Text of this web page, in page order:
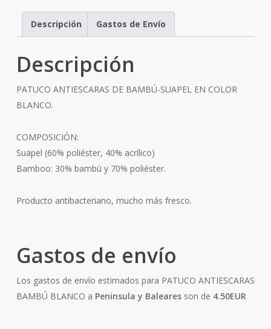
Descripción Gastos de Envío
Descripción
PATUCO ANTIESCARAS DE BAMBÚ-SUAPEL EN COLOR
BLANCO.
COMPOSICIÓN:
Suapel (60% poliéster, 40% acrílico)
Bamboo: 30% bambú y 70% poliéster.
Producto antibacteriano, mucho más fresco.
Gastos de envío
Los gastos de envío estimados para PATUCO ANTIESCARAS
BAMBÚ BLANCO a Peninsula y Balearesson de 4.50EUR